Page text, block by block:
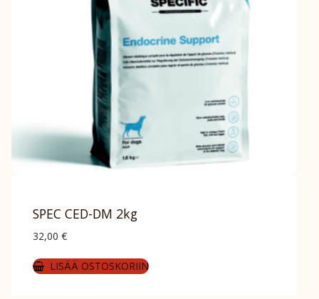
SPEC CED-DM 2kg
32,00 €
LISÄÄ OSTOSKORIIN